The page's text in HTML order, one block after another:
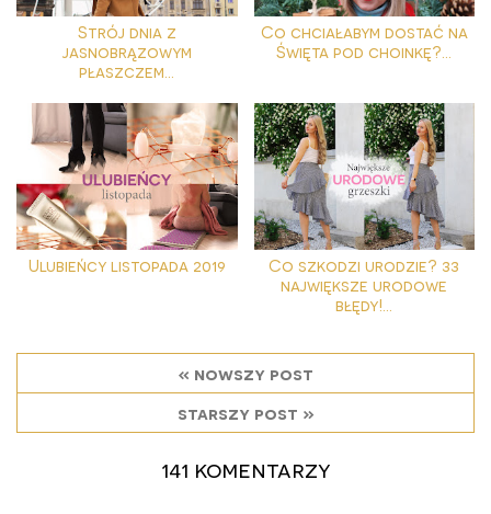
Strój dnia z
jasnobrązowym
płaszczem...
Co chciałabym dostać na
Święta pod choinkę?...
Ulubieńcy listopada 2019
Co szkodzi urodzie? 33
największe urodowe
błędy!...
« nowszy post
starszy post »
141 komentarzy